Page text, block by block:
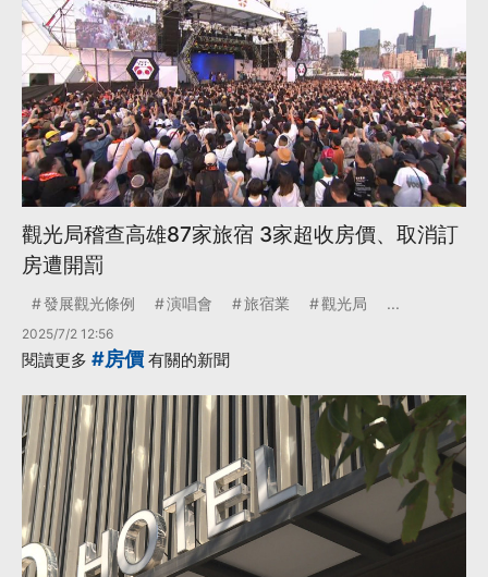
觀光局稽查高雄87家旅宿 3家超收房價、取消訂
房遭開罰
發展觀光條例 演唱會 旅宿業 觀光局 ...
2025/7/2 12:56
閱讀更多 #房價 有關的新聞